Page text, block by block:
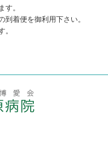
す。
着便を御利用下さい。
。